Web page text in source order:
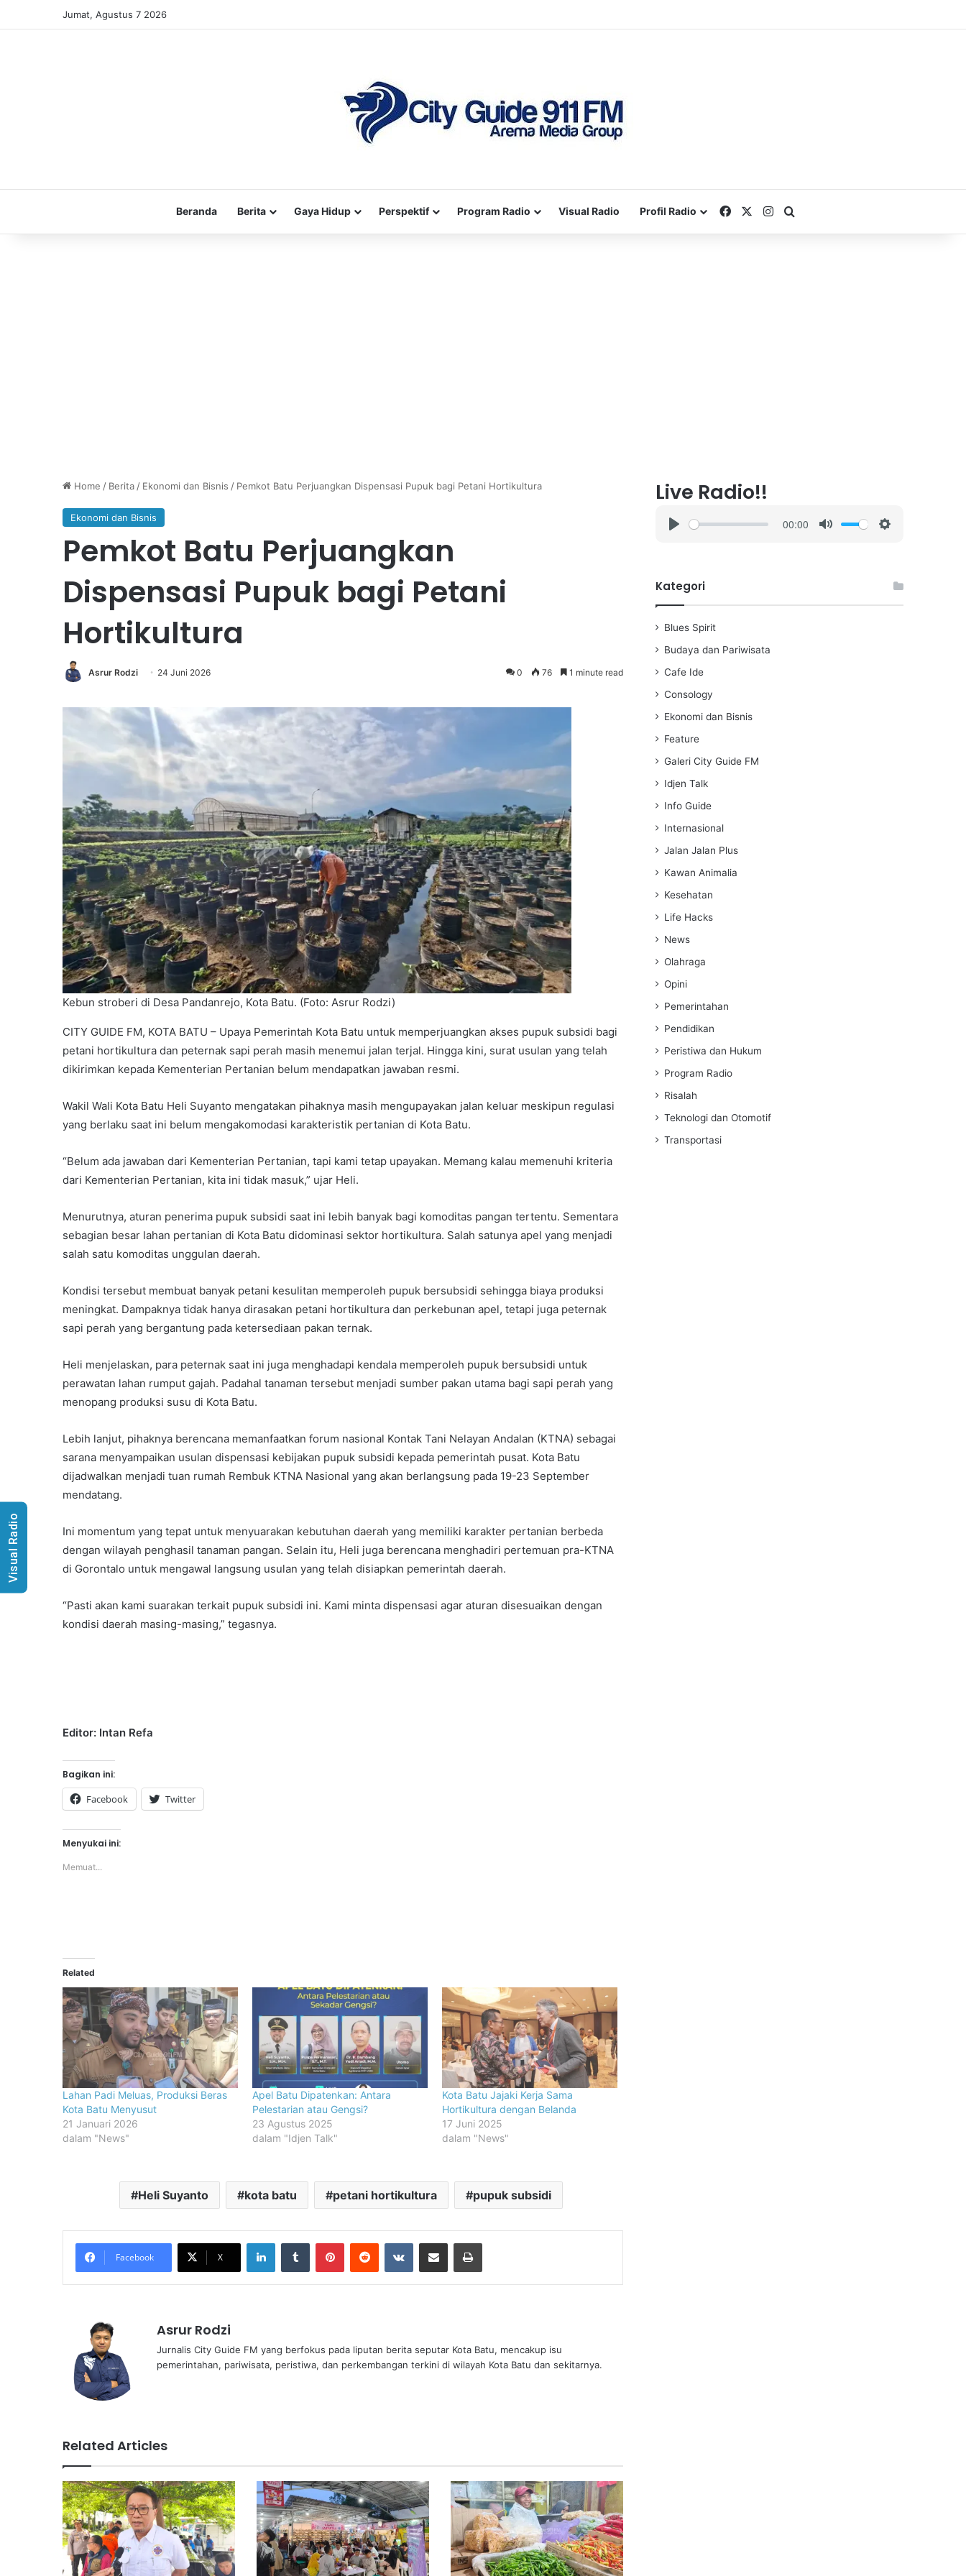
Jumat, Agustus 7 2026
Beranda Berita Gaya Hidup Perspektif Program Radio Visual Radio Profil Radio FacebookInstagram
Home / Berita / Ekonomi dan Bisnis / Pemkot Batu Perjuangkan Dispensasi Pupuk bagi Petani Hortikultura
Ekonomi dan Bisnis
Pemkot Batu Perjuangkan
Dispensasi Pupuk bagi Petani
Hortikultura
Asrur Rodzi 24 Juni 2026 0 76 1 minute read
Kebun stroberi di Desa Pandanrejo, Kota Batu. (Foto: Asrur Rodzi)
CITY GUIDE FM, KOTA BATU – Upaya Pemerintah Kota Batu untuk memperjuangkan akses pupuk subsidi bagi
petani hortikultura dan peternak sapi perah masih menemui jalan terjal. Hingga kini, surat usulan yang telah
dikirimkan kepada Kementerian Pertanian belum mendapatkan jawaban resmi.
Wakil Wali Kota Batu Heli Suyanto mengatakan pihaknya masih mengupayakan jalan keluar meskipun regulasi
yang berlaku saat ini belum mengakomodasi karakteristik pertanian di Kota Batu.
“Belum ada jawaban dari Kementerian Pertanian, tapi kami tetap upayakan. Memang kalau memenuhi kriteria
dari Kementerian Pertanian, kita ini tidak masuk,” ujar Heli.
Menurutnya, aturan penerima pupuk subsidi saat ini lebih banyak bagi komoditas pangan tertentu. Sementara
sebagian besar lahan pertanian di Kota Batu didominasi sektor hortikultura. Salah satunya apel yang menjadi
salah satu komoditas unggulan daerah.
Kondisi tersebut membuat banyak petani kesulitan memperoleh pupuk bersubsidi sehingga biaya produksi
meningkat. Dampaknya tidak hanya dirasakan petani hortikultura dan perkebunan apel, tetapi juga peternak
sapi perah yang bergantung pada ketersediaan pakan ternak.
Heli menjelaskan, para peternak saat ini juga menghadapi kendala memperoleh pupuk bersubsidi untuk
perawatan lahan rumput gajah. Padahal tanaman tersebut menjadi sumber pakan utama bagi sapi perah yang
menopang produksi susu di Kota Batu.
Lebih lanjut, pihaknya berencana memanfaatkan forum nasional Kontak Tani Nelayan Andalan (KTNA) sebagai
sarana menyampaikan usulan dispensasi kebijakan pupuk subsidi kepada pemerintah pusat. Kota Batu
dijadwalkan menjadi tuan rumah Rembuk KTNA Nasional yang akan berlangsung pada 19-23 September
mendatang.
Ini momentum yang tepat untuk menyuarakan kebutuhan daerah yang memiliki karakter pertanian berbeda
dengan wilayah penghasil tanaman pangan. Selain itu, Heli juga berencana menghadiri pertemuan pra-KTNA
di Gorontalo untuk mengawal langsung usulan yang telah disiapkan pemerintah daerah.
“Pasti akan kami suarakan terkait pupuk subsidi ini. Kami minta dispensasi agar aturan disesuaikan dengan
kondisi daerah masing-masing,” tegasnya.
Editor: Intan Refa
Bagikan ini:
Facebook Twitter
Menyukai ini:
Memuat...
Related
Lahan Padi Meluas, Produksi Beras
Kota Batu Menyusut
21 Januari 2026
dalam "News"
Apel Batu Dipatenkan: Antara
Pelestarian atau Gengsi?
23 Agustus 2025
dalam "Idjen Talk"
Kota Batu Jajaki Kerja Sama
Hortikultura dengan Belanda
17 Juni 2025
dalam "News"
Heli Suyanto kota batu petani hortikultura pupuk subsidi
Facebook X
LinkedInTumblr PinterestReddit VKontakteShare via Email Print
Asrur Rodzi
Jurnalis City Guide FM yang berfokus pada liputan berita seputar Kota Batu, mencakup isu
pemerintahan, pariwisata, peristiwa, dan perkembangan terkini di wilayah Kota Batu dan sekitarnya.
Related Articles
Live Radio!!
y
00:00
i
Kategori
Blues Spirit
Budaya dan Pariwisata
Cafe Ide
Consology
Ekonomi dan Bisnis
Feature
Galeri City Guide FM
Idjen Talk
Info Guide
Internasional
Jalan Jalan Plus
Kawan Animalia
Kesehatan
Life Hacks
News
Olahraga
Opini
Pemerintahan
Pendidikan
Peristiwa dan Hukum
Program Radio
Risalah
Teknologi dan Otomotif
Transportasi
Visual Radio